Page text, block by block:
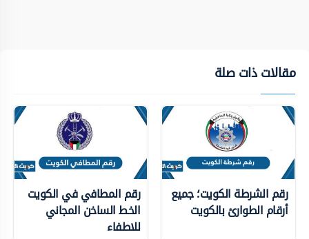
مقالات ذات صلة
رقم الشرطة الكويت؛ جميع
أرقام الطوارئ بالكويت
رقم المطافي في الكويت
الخط الساخن المجاني
للاطفاء